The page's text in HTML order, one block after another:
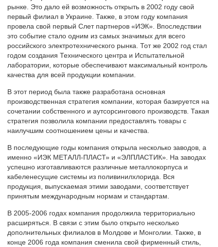
рынке. Это дало ей возможность открыть в 2002 году свой
первый филиал в Украине. Также, в этом году компания
провела свой первый Слет партнеров «ИЭК». Впоследствии
это событие стало одним из самых значимых для всего
российского электротехнического рынка. Тот же 2002 год стал
годом создания Технического центра и Испытательной
лаборатории, которые обеспечивают максимальный контроль
качества для всей продукции компании.
В этот период была также разработана основная
производственная стратегия компании, которая базируется на
сочетании собственного и аутсорсингового производств. Такая
стратегия позволила компании предоставлять товары с
наилучшим соотношением цены и качества.
В последующие годы компания открыла несколько заводов, а
именно «ИЭК МЕТАЛЛ-ПЛАСТ» и «ЭЛПЛАСТИК». На заводах
успешно изготавливаются различные металлокорпуса и
кабеленесущие системы из поливинилхлорида. Вся
продукция, выпускаемая этими заводами, соответствует
принятым международным нормам и стандартам.
В 2005-2006 годах компания продолжила территориально
расширяться. В связи с этим было открыто несколько
дополнительных филиалов в Молдове и Монголии. Также, в
конце 2006 года компания сменила свой фирменный стиль,